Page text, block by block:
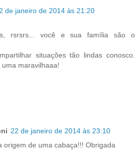
de janeiro de 2014 às 21:20
rsrsrs... você e sua família são o
situações tão lindas conosco.
maravilhaaa!
22 de janeiro de 2014 às 23:10
origem de uma cabaça!!! Obrigada